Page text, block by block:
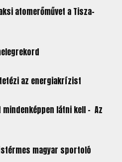
atomerőművet a Tisza-
az energiakrízist
látni kell – Az
magyar sportoló